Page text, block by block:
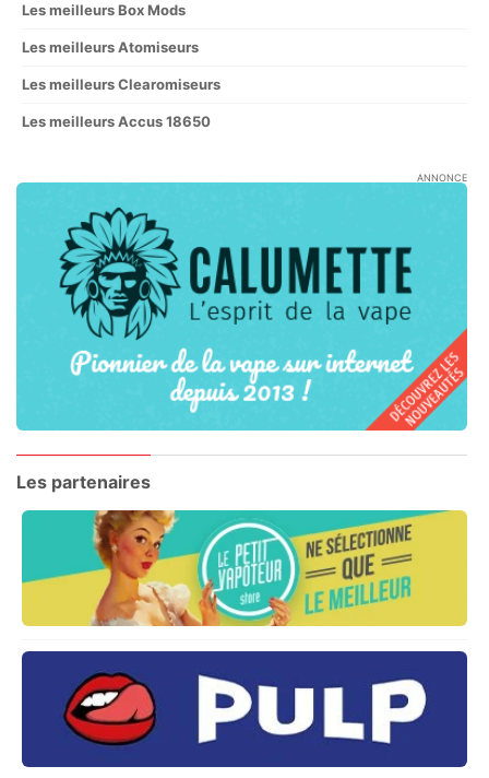
Les meilleurs Box Mods
Les meilleurs Atomiseurs
Les meilleurs Clearomiseurs
Les meilleurs Accus 18650
ANNONCE
Les partenaires